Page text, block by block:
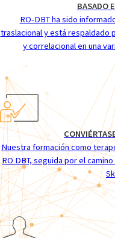
BASADO
RO-DBT ha sido
traslacional y está respaldado
y correlacional en una
Nuestra formación como
RO DBT, seguida por el